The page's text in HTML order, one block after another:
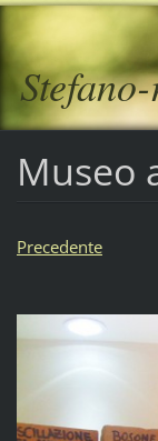
Museo
Precedente